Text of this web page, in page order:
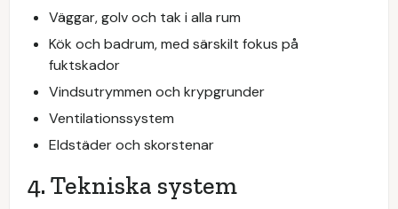
Väggar, golv och tak i alla rum
Kök och badrum, med särskilt fokus på
fuktskador
Vindsutrymmen och krypgrunder
Ventilationssystem
Eldstäder och skorstenar
4. Tekniska system